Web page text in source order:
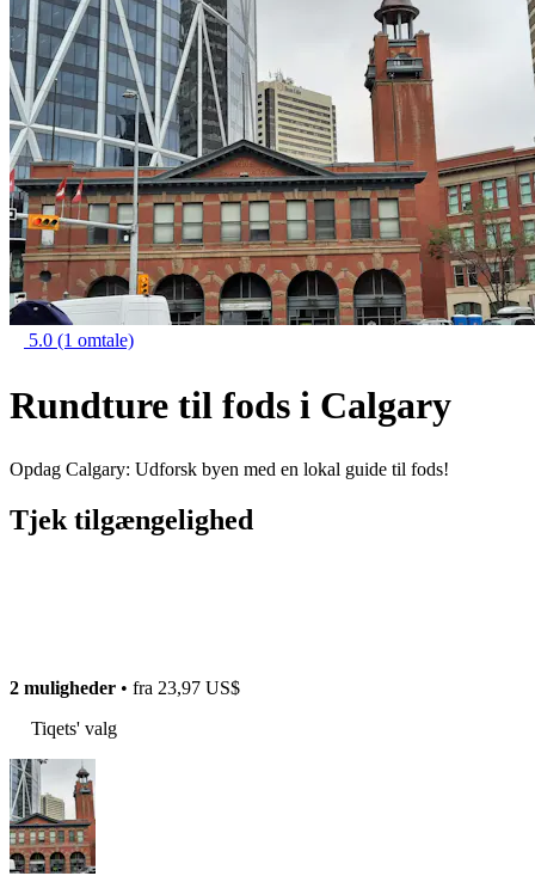
5.0 (1 omtale)
Rundture til fods i Calgary
Opdag Calgary: Udforsk byen med en lokal guide til fods!
Tjek tilgængelighed
2 muligheder • fra 23,97 US$
Tiqets' valg